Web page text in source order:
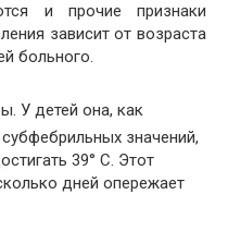
и прочие признаки
зависит от возраста
больного.
У детей она, как
значений,
39° С. Этот
дней опережает